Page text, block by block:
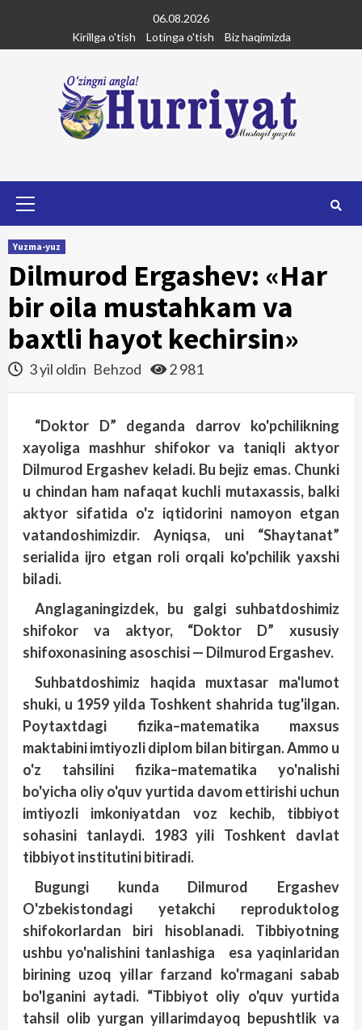
content
06.08.2026
Kirillga o'tish
Lotinga o'tish Biz haqimizda
Yuzma-yuz
Dilmurod Ergashev: «Har
bir oila mustahkam va
baxtli hayot kechirsin»
3 yil oldin Behzod 2 981
“Doktor D” deganda darrov ko'pchilikning
xayoliga mashhur shifokor va taniqli aktyor
Dilmurod Ergashev keladi. Bu bejiz emas. Chunki
u chindan ham nafaqat kuchli mutaxassis, balki
aktyor sifatida o'z iqtidorini namoyon etgan
vatandoshimizdir. Ayniqsa, uni “Shaytanat”
serialida ijro etgan roli orqali ko'pchilik yaxshi
biladi.
Anglaganingizdek, bu galgi suhbatdoshimiz
shifokor va aktyor, “Doktor D” xususiy
shifoxonasining asoschisi — Dilmurod Ergashev.
Suhbatdoshimiz haqida muxtasar ma'lumot
shuki, u 1959 yilda Toshkent shahrida tug'ilgan.
Poytaxtdagi fizika–matematika maxsus
maktabini imtiyozli diplom bilan bitirgan. Ammo u
o'z tahsilini fizika–matematika yo'nalishi
bo'yicha oliy o'quv yurtida davom ettirishi uchun
imtiyozli imkoniyatdan voz kechib, tibbiyot
sohasini tanlaydi. 1983 yili Toshkent davlat
tibbiyot institutini bitiradi.
Bugungi kunda Dilmurod Ergashev
O'zbekistondagi yetakchi reproduktolog
shifokorlardan biri hisoblanadi. Tibbiyotning
ushbu yo'nalishini tanlashiga esa yaqinlaridan
birining uzoq yillar farzand ko'rmagani sabab
bo'lganini aytadi. “Tibbiyot oliy o'quv yurtida
tahsil olib yurgan yillarimdayoq bepushtlik va